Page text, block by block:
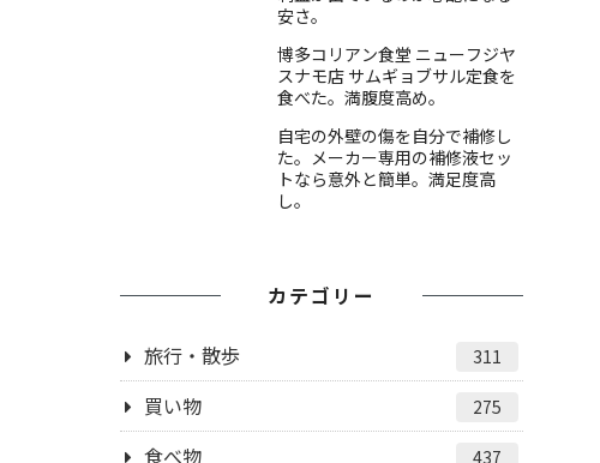
安さ。
博多コリアン食堂 ニューフジヤ
スナモ店 サムギョブサル定食を
食べた。満腹度高め。
自宅の外壁の傷を自分で補修し
た。メーカー専用の補修液セッ
トなら意外と簡単。満足度高
し。
カテゴリー
旅行・散歩 311
買い物 275
食べ物 437